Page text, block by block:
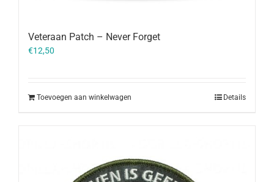
Veteraan Patch – Never Forget
€12,50
Toevoegen aan winkelwagen Details